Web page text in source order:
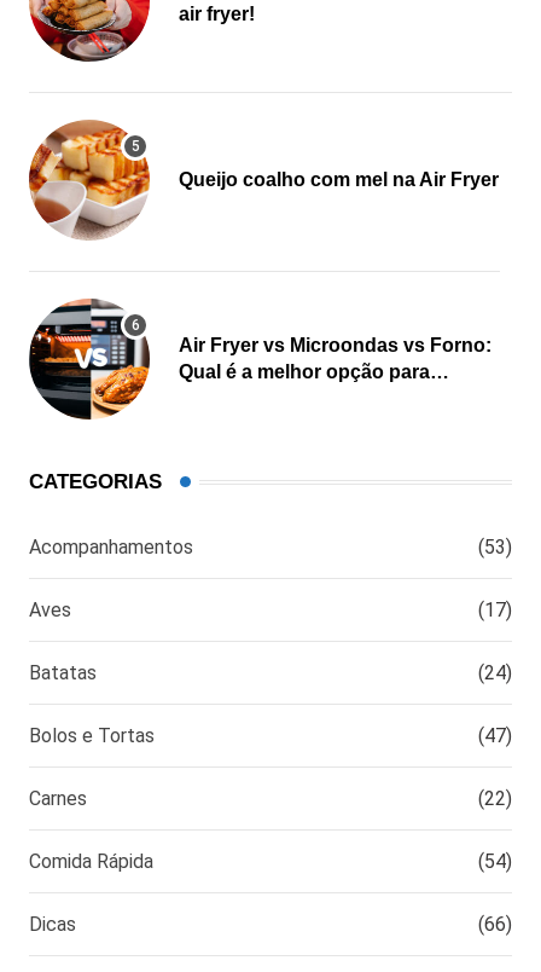
air fryer!
Queijo coalho com mel na Air Fryer
Air Fryer vs Microondas vs Forno:
Qual é a melhor opção para
CATEGORIAS
Acompanhamentos (53)
Aves (17)
Batatas (24)
Bolos e Tortas (47)
Carnes (22)
Comida Rápida (54)
Dicas (66)